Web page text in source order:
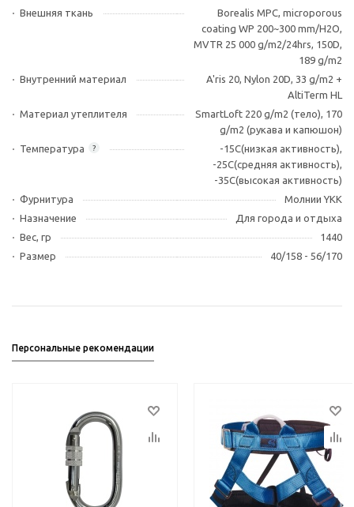
Внешняя ткань
Borealis MPC, microporous
coating WP 200~300 mm/H2O,
MVTR 25 000 g/m2/24hrs, 150D,
189 g/m2
Внутренний материал
A'ris 20, Nylon 20D, 33 g/m2 +
AltiTerm HL
Материал утеплителя
SmartLoft 220 g/m2 (тело), 170
g/m2 (рукава и капюшон)
?
Температура
-15С(низкая активность),
-25C(средняя активность),
-35C(высокая активность)
Фурнитура
Молнии YKK
Назначение
Для города и отдыха
Вес, гр
1440
Размер
40/158 - 56/170
Персональные рекомендации